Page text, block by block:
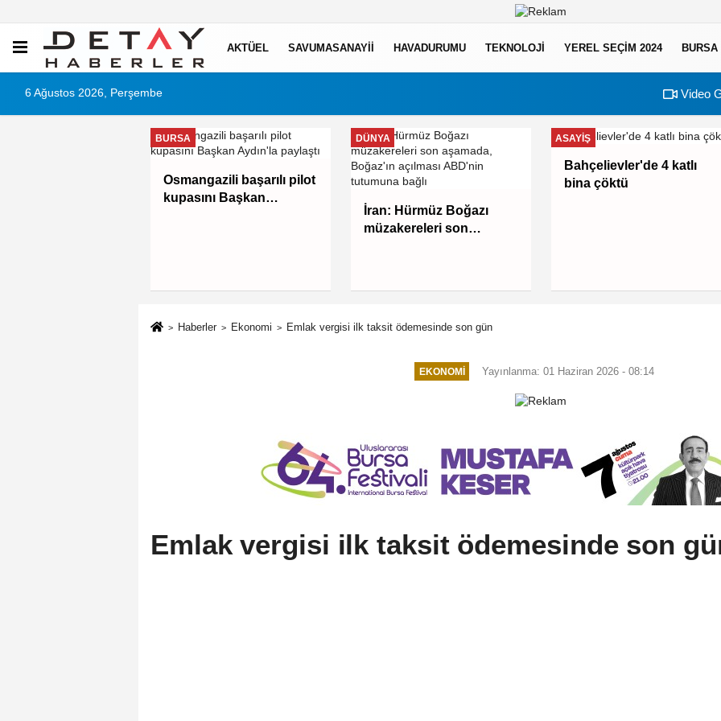
AKTÜEL SAVUMASANAYII HAVADURUMU TEKNOLOJI YEREL SEÇİM 2024 BURSA
6 Ağustos 2026, Perşembe Video
BURSA
Osmangazili başarılı pilot
kupasını Başkan
DÜNYA
İran: Hürmüz Boğazı
müzakereleri son
ASAYIŞ
Bahçelievler'de 4 katlı
bina çöktü
Haberler Ekonomi Emlak vergisi ilk taksit ödemesinde son gün
EKONOMI Yayınlanma: 01 Haziran 2026 - 08:14
Emlak vergisi ilk taksit ödemesinde son